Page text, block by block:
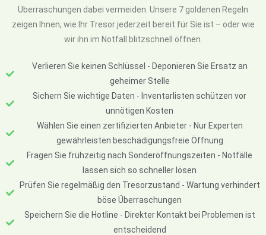
Überraschungen dabei vermeiden. Unsere 7 goldenen Regeln
zeigen Ihnen, wie Ihr Tresor jederzeit bereit für Sie ist – oder wie
wir ihn im Notfall blitzschnell öffnen.
Verlieren Sie keinen Schlüssel - Deponieren Sie Ersatz an
geheimer Stelle
Sichern Sie wichtige Daten - Inventarlisten schützen vor
unnötigen Kosten
Wählen Sie einen zertifizierten Anbieter - Nur Experten
gewährleisten beschädigungsfreie Öffnung
Fragen Sie frühzeitig nach Sonderöffnungszeiten - Notfälle
lassen sich so schneller lösen
Prüfen Sie regelmäßig den Tresorzustand - Wartung verhindert
böse Überraschungen
Speichern Sie die Hotline - Direkter Kontakt bei Problemen ist
entscheidend